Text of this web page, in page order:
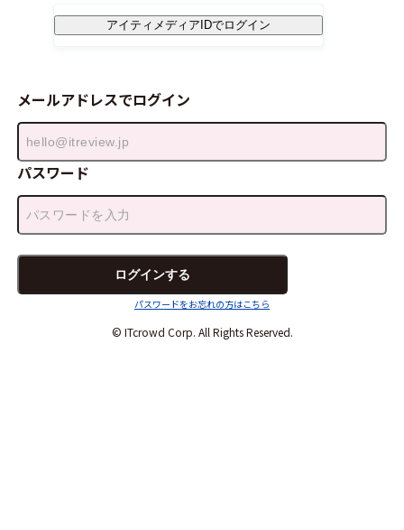
アイティメディアIDでログイン
メールアドレスでログイン
パスワード
パスワードをお忘れの方はこちら
© ITcrowd Corp. All Rights Reserved.